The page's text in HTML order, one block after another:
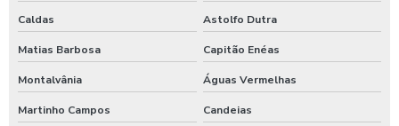
Caldas Astolfo Dutra
Matias Barbosa Capitão Enéas
Montalvânia Águas Vermelhas
Martinho Campos Candeias